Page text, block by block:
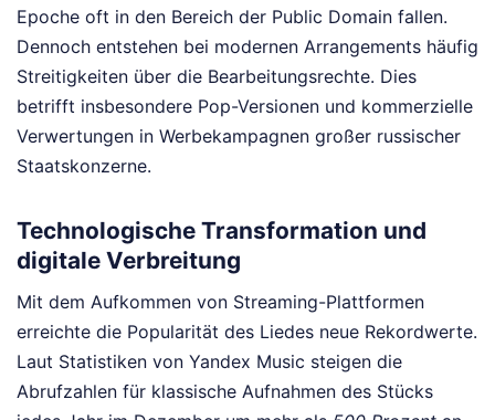
Epoche oft in den Bereich der Public Domain fallen.
Dennoch entstehen bei modernen Arrangements häufig
Streitigkeiten über die Bearbeitungsrechte. Dies
betrifft insbesondere Pop-Versionen und kommerzielle
Verwertungen in Werbekampagnen großer russischer
Staatskonzerne.
Technologische Transformation und
digitale Verbreitung
Mit dem Aufkommen von Streaming-Plattformen
erreichte die Popularität des Liedes neue Rekordwerte.
Laut Statistiken von Yandex Music steigen die
Abrufzahlen für klassische Aufnahmen des Stücks